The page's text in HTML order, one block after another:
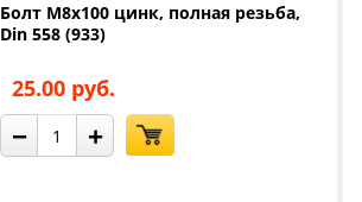
Болт М8х100 цинк, полная резьба,
Din 558 (933)
25.00 руб.
− +